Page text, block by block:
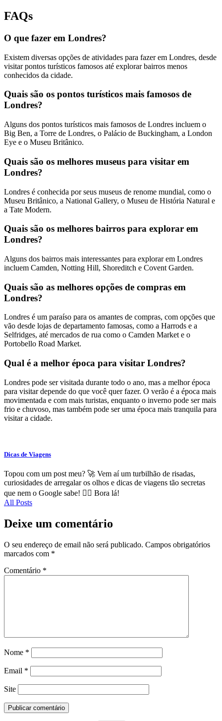
FAQs
O que fazer em Londres?
Existem diversas opções de atividades para fazer em Londres, desde
visitar pontos turísticos famosos até explorar bairros menos
conhecidos da cidade.
Quais são os pontos turísticos mais famosos de
Londres?
Alguns dos pontos turísticos mais famosos de Londres incluem o
Big Ben, a Torre de Londres, o Palácio de Buckingham, a London
Eye e o Museu Britânico.
Quais são os melhores museus para visitar em
Londres?
Londres é conhecida por seus museus de renome mundial, como o
Museu Britânico, a National Gallery, o Museu de História Natural e
a Tate Modern.
Quais são os melhores bairros para explorar em
Londres?
Alguns dos bairros mais interessantes para explorar em Londres
incluem Camden, Notting Hill, Shoreditch e Covent Garden.
Quais são as melhores opções de compras em
Londres?
Londres é um paraíso para os amantes de compras, com opções que
vão desde lojas de departamento famosas, como a Harrods e a
Selfridges, até mercados de rua como o Camden Market e o
Portobello Road Market.
Qual é a melhor época para visitar Londres?
Londres pode ser visitada durante todo o ano, mas a melhor época
para visitar depende do que você quer fazer. O verão é a época mais
movimentada e com mais turistas, enquanto o inverno pode ser mais
frio e chuvoso, mas também pode ser uma época mais tranquila para
visitar a cidade.
Dicas de Viagens
Topou com um post meu? 🚀 Vem aí um turbilhão de risadas,
curiosidades de arregalar os olhos e dicas de viagens tão secretas
que nem o Google sabe! 🕵️‍♂️ Bora lá!
All Posts
Deixe um comentário
O seu endereço de email não será publicado. Campos obrigatórios
marcados com *
Comentário *
Nome *
Email *
Site